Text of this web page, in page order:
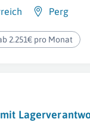
Perg
2.251€ pro Monat